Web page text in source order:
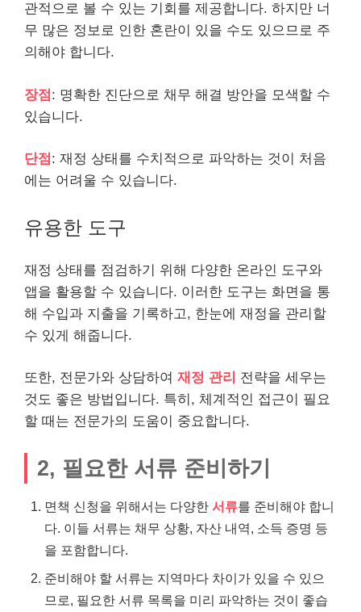
관적으로 볼 수 있는 기회를 제공합니다. 하지만 너
무 많은 정보로 인한 혼란이 있을 수도 있으므로 주
의해야 합니다.
장점 : 명확한 진단으로 채무 해결 방안을 모색할 수
있습니다.
단점 : 재정 상태를 수치적으로 파악하는 것이 처음
에는 어려울 수 있습니다.
유용한 도구
재정 상태를 점검하기 위해 다양한 온라인 도구와
앱을 활용할 수 있습니다. 이러한 도구는 화면을 통
해 수입과 지출을 기록하고, 한눈에 재정을 관리할
수 있게 해줍니다.
또한, 전문가와 상담하여 재정 관리 전략을 세우는
것도 좋은 방법입니다. 특히, 체계적인 접근이 필요
할 때는 전문가의 도움이 중요합니다.
2, 필요한 서류 준비하기
면책 신청을 위해서는 다양한 서류를 준비해야 합니
다. 이들 서류는 채무 상황, 자산 내역, 소득 증명 등
을 포함합니다.
준비해야 할 서류는 지역마다 차이가 있을 수 있으
므로, 필요한 서류 목록을 미리 파악하는 것이 좋습